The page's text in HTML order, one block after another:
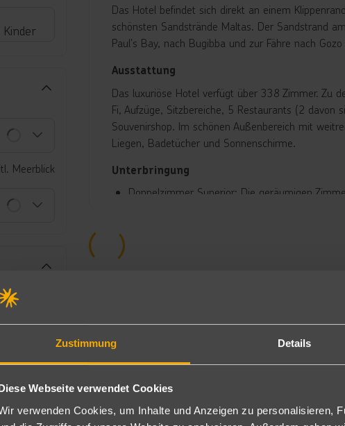
Zustimmung Details
Webseite verwendet Cookies
verwenden Cookies, um Inhalte und Anzeigen zu personalisieren,
Kinder
Meerblick
Das Hotel befindet sich direkt an einem
schönsten Sandstrände Maltas. Der Sandstrand
Paul's Bay, nach Bugibba und zur Fähre nach
Ausstattung
Das luxuriöse Hotel verfügt über 338 Zimmer. Zu
Fi, Aufzüge, Sitzbereiche, 5 Restaurants (2
Souvenirshop. Im schönen Außenbereich mit
Liegen, Badetücher und Sonnenschirme.
Unterbringung
Doppelzimmer Superior: Die geräumigen
All-Inclusive
* Aerobic
* Fitnessraum